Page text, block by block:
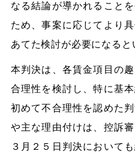
なる結論が導かれること
ため、事案に応じてより
あてた検討が必要になると
本判決は、各賃金項目の
合理性を検討し、特に基
初めて不合理性を認めた
や主な理由付けは、控訴
３月２５日判決において